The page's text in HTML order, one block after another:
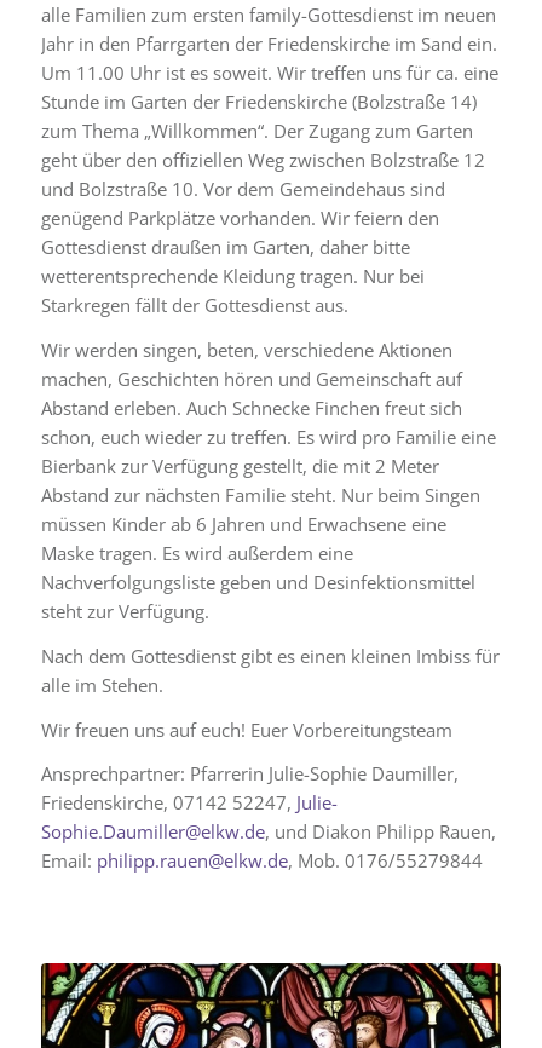
alle Familien zum ersten family-Gottesdienst im neuen
Jahr in den Pfarrgarten der Friedenskirche im Sand ein.
Um 11.00 Uhr ist es soweit. Wir treffen uns für ca. eine
Stunde im Garten der Friedenskirche (Bolzstraße 14)
zum Thema „Willkommen“. Der Zugang zum Garten
geht über den offiziellen Weg zwischen Bolzstraße 12
und Bolzstraße 10. Vor dem Gemeindehaus sind
genügend Parkplätze vorhanden. Wir feiern den
Gottesdienst draußen im Garten, daher bitte
wetterentsprechende Kleidung tragen. Nur bei
Starkregen fällt der Gottesdienst aus.
Wir werden singen, beten, verschiedene Aktionen
machen, Geschichten hören und Gemeinschaft auf
Abstand erleben. Auch Schnecke Finchen freut sich
schon, euch wieder zu treffen. Es wird pro Familie eine
Bierbank zur Verfügung gestellt, die mit 2 Meter
Abstand zur nächsten Familie steht. Nur beim Singen
müssen Kinder ab 6 Jahren und Erwachsene eine
Maske tragen. Es wird außerdem eine
Nachverfolgungsliste geben und Desinfektionsmittel
steht zur Verfügung.
Nach dem Gottesdienst gibt es einen kleinen Imbiss für
alle im Stehen.
Wir freuen uns auf euch! Euer Vorbereitungsteam
Ansprechpartner: Pfarrerin Julie-Sophie Daumiller,
Friedenskirche, 07142 52247, Julie-
Sophie.Daumiller@elkw.de, und Diakon Philipp Rauen,
Email: philipp.rauen@elkw.de, Mob. 0176/55279844